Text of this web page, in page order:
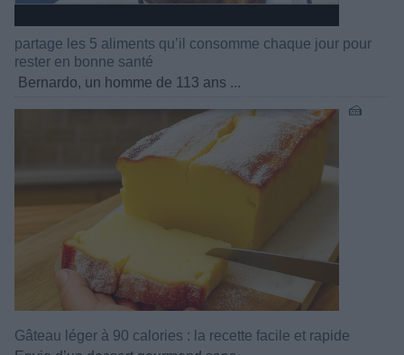
partage les 5 aliments qu’il consomme chaque jour pour
rester en bonne santé
Bernardo, un homme de 113 ans ...
🍰
Gâteau léger à 90 calories : la recette facile et rapide